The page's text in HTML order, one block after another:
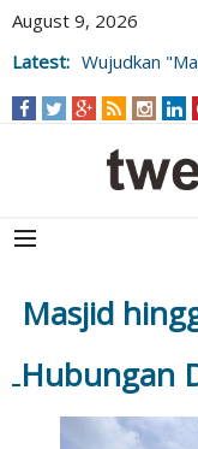
August 9, 2026
Latest: Wujudkan
Masjid
Hubungan